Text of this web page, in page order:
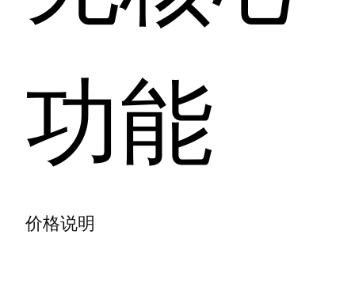
功能
价格说明